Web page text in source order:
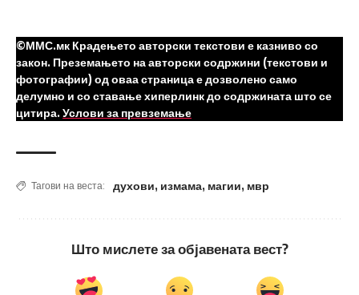
©ММС.мк Крадењето авторски текстови е казниво со
закон. Преземањето на авторски содржини (текстови и
фотографии) од оваа страница е дозволено само
делумно и со ставање хиперлинк до содржината што се
цитира. Услови за превземање
Тагови на веста: духови, измама, магии, мвр
Што мислете за објавената вест?